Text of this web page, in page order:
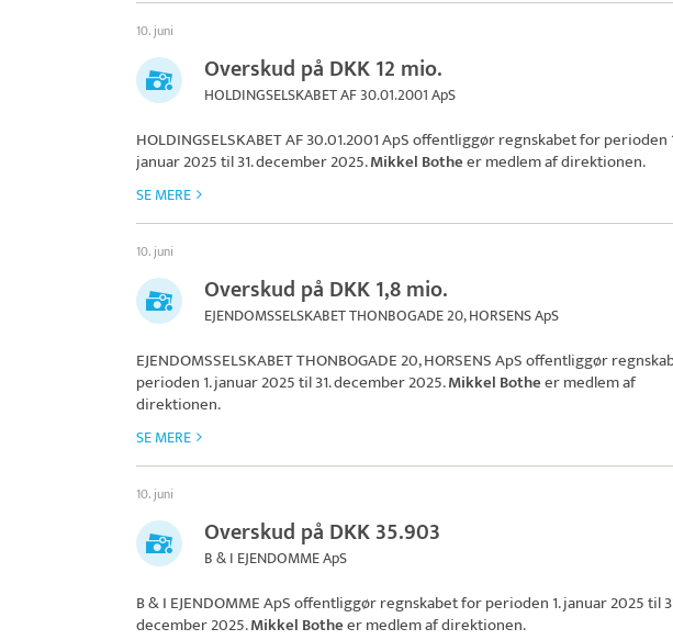
10. juni
Overskud på DKK 12 mio.
HOLDINGSELSKABET AF 30.01.2001 ApS
HOLDINGSELSKABET AF 30.01.2001 ApSoffentliggør regnskabet for perioden
januar 2025 til 31. december 2025.Mikkel Botheer medlem af direktionen.
SE MERE
10. juni
Overskud på DKK 1,8 mio.
EJENDOMSSELSKABET THONBOGADE 20, HORSENS ApS
EJENDOMSSELSKABET THONBOGADE 20, HORSENS ApSoffentliggør
perioden 1. januar 2025 til 31. december 2025.Mikkel Botheer medlem af
direktionen.
SE MERE
10. juni
Overskud på DKK 35.903
B & I EJENDOMME ApS
B & I EJENDOMME ApSoffentliggør regnskabet for perioden 1. januar 2025 til
december 2025.Mikkel Botheer medlem af direktionen.